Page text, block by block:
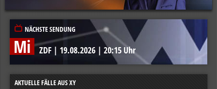
NÄCHSTE SENDUNG
Mi ZDF | 19.08.2026 | 20:15 Uhr
AKTUELLE FÄLLE AUS XY